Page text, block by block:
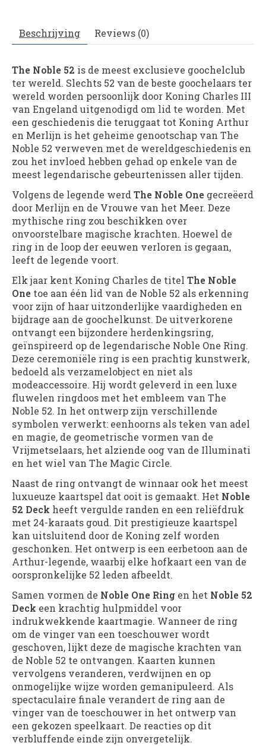
Beschrijving Reviews (0)
The Noble 52 is de meest exclusieve goochelclub
ter wereld. Slechts 52 van de beste goochelaars ter
wereld worden persoonlijk door Koning Charles III
van Engeland uitgenodigd om lid te worden. Met
een geschiedenis die teruggaat tot Koning Arthur
en Merlijn is het geheime genootschap van The
Noble 52 verweven met de wereldgeschiedenis en
zou het invloed hebben gehad op enkele van de
meest legendarische gebeurtenissen aller tijden.
Volgens de legende werd The Noble One gecreëerd
door Merlijn en de Vrouwe van het Meer. Deze
mythische ring zou beschikken over
onvoorstelbare magische krachten. Hoewel de
ring in de loop der eeuwen verloren is gegaan,
leeft de legende voort.
Elk jaar kent Koning Charles de titel The Noble
One toe aan één lid van de Noble 52 als erkenning
voor zijn of haar uitzonderlijke vaardigheden en
bijdrage aan de goochelkunst. De uitverkorene
ontvangt een bijzondere herdenkingsring,
geïnspireerd op de legendarische Noble One Ring.
Deze ceremoniële ring is een prachtig kunstwerk,
bedoeld als verzamelobject en niet als
modeaccessoire. Hij wordt geleverd in een luxe
fluwelen ringdoos met het embleem van The
Noble 52. In het ontwerp zijn verschillende
symbolen verwerkt: eenhoorns als teken van adel
en magie, de geometrische vormen van de
Vrijmetselaars, het alziende oog van de Illuminati
en het wiel van The Magic Circle.
Naast de ring ontvangt de winnaar ook het meest
luxueuze kaartspel dat ooit is gemaakt. Het Noble
52 Deck heeft vergulde randen en een reliëfdruk
met 24-karaats goud. Dit prestigieuze kaartspel
kan uitsluitend door de Koning zelf worden
geschonken. Het ontwerp is een eerbetoon aan de
Arthur-legende, waarbij elke hofkaart een van de
oorspronkelijke 52 leden afbeeldt.
Samen vormen de Noble One Ring en het Noble 52
Deck een krachtig hulpmiddel voor
indrukwekkende kaartmagie. Wanneer de ring
om de vinger van een toeschouwer wordt
geschoven, lijkt deze de magische krachten van
de Noble 52 te ontvangen. Kaarten kunnen
vervolgens veranderen, verdwijnen en op
onmogelijke wijze worden gemanipuleerd. Als
spectaculaire finale verandert de ring aan de
vinger van de toeschouwer in het ontwerp van
een gekozen speelkaart. De reacties op dit
verbluffende einde zijn onvergetelijk.